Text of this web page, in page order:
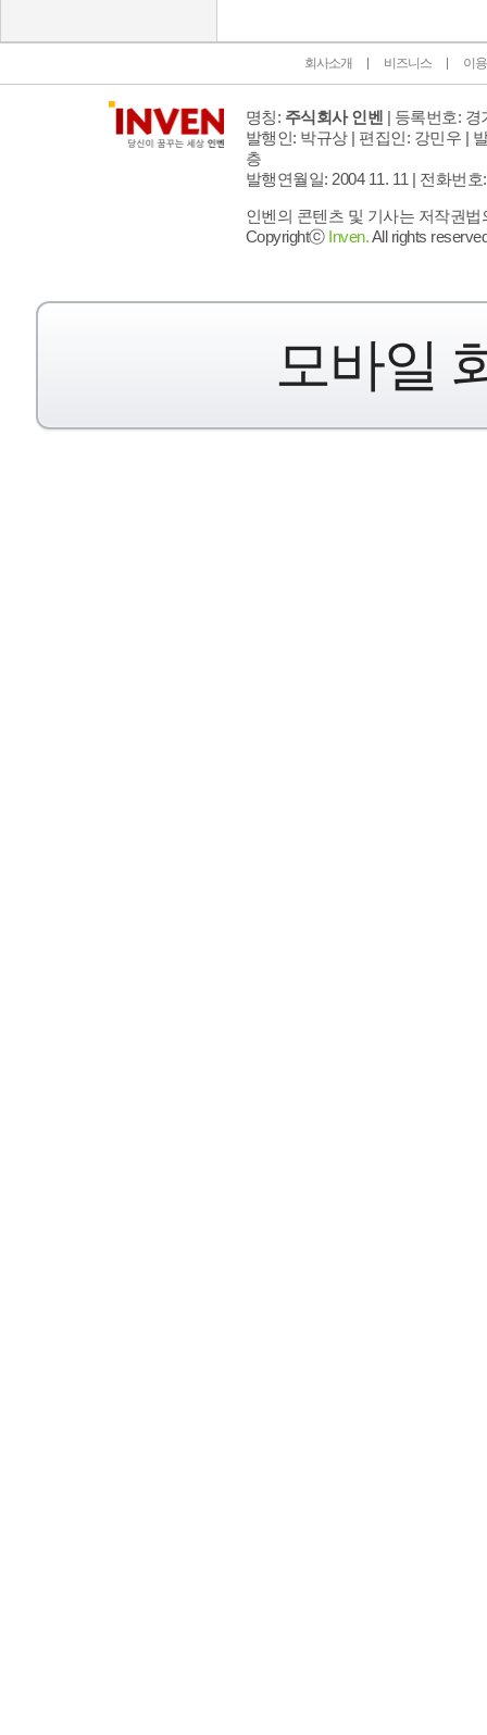
회사소개 비즈니스 이
명칭: 주식회사 인벤 | 등록번호: 경
발행인: 박규상 | 편집인: 강민우 |
층
발행연월일: 2004 11. 11 | 전화번호
인벤의 콘텐츠 및 기사는 저작권
Copyrightⓒ Inven.All rights
모바일